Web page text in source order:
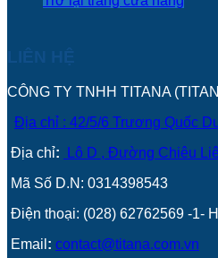
CÔNG TY TNHH TITANA
Địa chỉ : 42/5/6 Trương Quốc
Địa chỉ:
Lô D , Đường Chiêu
Mã Số D.N: 0314398543
Điện thoại: (028) 62762569 -1-
Email : contact@titana.com.vn